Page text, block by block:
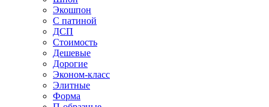
Экошпон
С патиной
ДСП
Стоимость
Дешевые
Дорогие
Эконом-класс
Элитные
Форма